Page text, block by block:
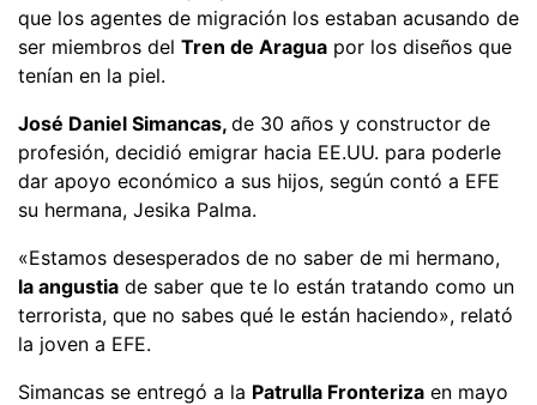
que los agentes de migración los estaban acusando de
ser miembros del Tren de Aragua por los diseños que
tenían en la piel.
José Daniel Simancas, de 30 años y constructor de
profesión, decidió emigrar hacia EE.UU. para poderle
dar apoyo económico a sus hijos, según contó a EFE
su hermana, Jesika Palma.
«Estamos desesperados de no saber de mi hermano,
la angustia de saber que te lo están tratando como un
terrorista, que no sabes qué le están haciendo», relató
la joven a EFE.
Simancas se entregó a la Patrulla Fronteriza en mayo